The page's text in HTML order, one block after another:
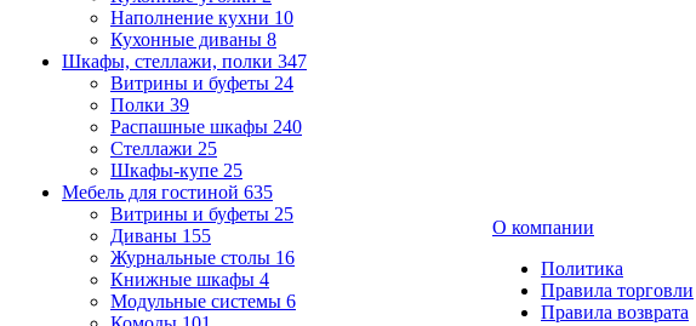
Наполнение кухни 10
Кухонные диваны 8
Шкафы, стеллажи, полки 347
Витрины и буфеты 24
Полки 39
Распашные шкафы 240
Стеллажи 25
Шкафы-купе 25
Мебель для гостиной 635
Витрины и буфеты 25
Диваны 155
Журнальные столы 16
Книжные шкафы 4
Модульные системы 6
О компании
Политика
Правила торговли
Правила возврата